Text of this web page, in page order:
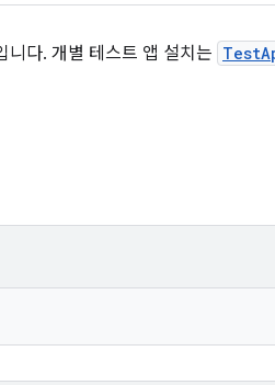
니다. 개별 테스트 앱 설치는